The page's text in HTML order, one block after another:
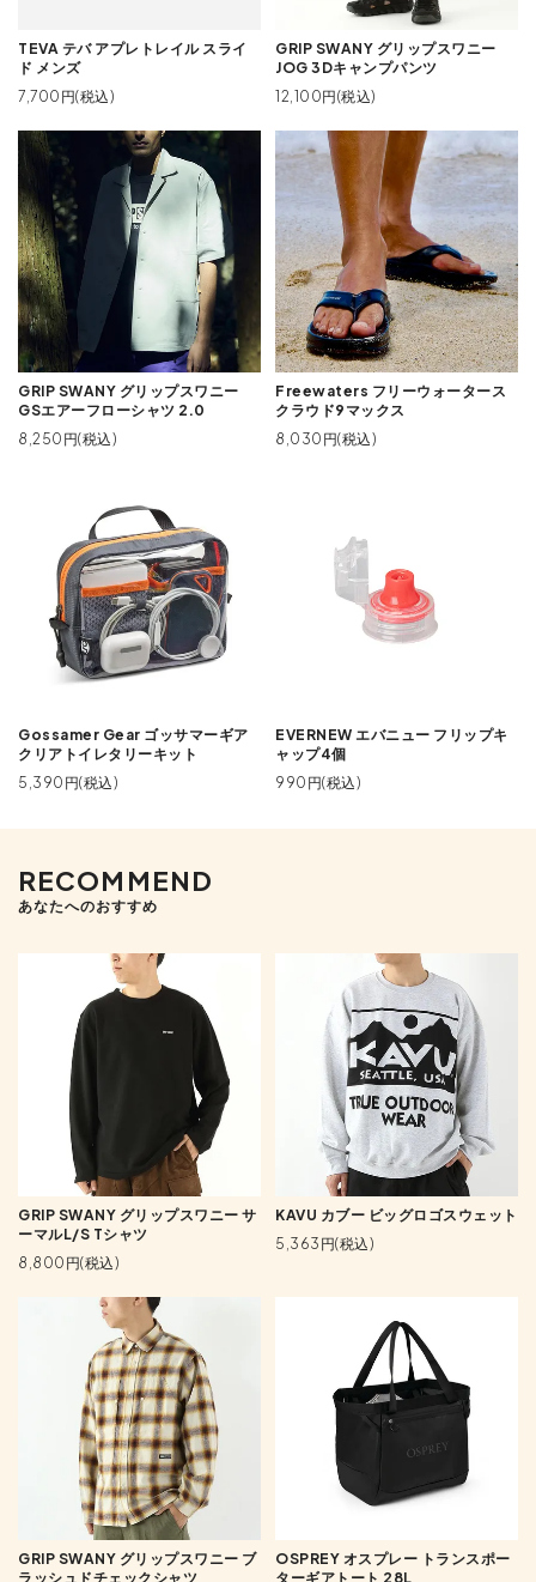
TEVA テバ アプレトレイル スライ
ド メンズ
7,700円(税込)
GRIP SWANY グリップスワニー
JOG 3Dキャンプパンツ
12,100円(税込)
GRIP SWANY グリップスワニー
GSエアーフローシャツ 2.0
8,250円(税込)
Freewaters フリーウォータース
クラウド9マックス
8,030円(税込)
Gossamer Gear ゴッサマーギア
クリアトイレタリーキット
5,390円(税込)
EVERNEW エバニュー フリップキ
ャップ4個
990円(税込)
RECOMMEND
あなたへのおすすめ
GRIP SWANY グリップスワニー サ
ーマルL/S Tシャツ
8,800円(税込)
KAVU カブー ビッグロゴスウェット
5,363円(税込)
GRIP SWANY グリップスワニー ブ
ラッシュドチェックシャツ
OSPREY オスプレー トランスポー
ターギアトート 28L